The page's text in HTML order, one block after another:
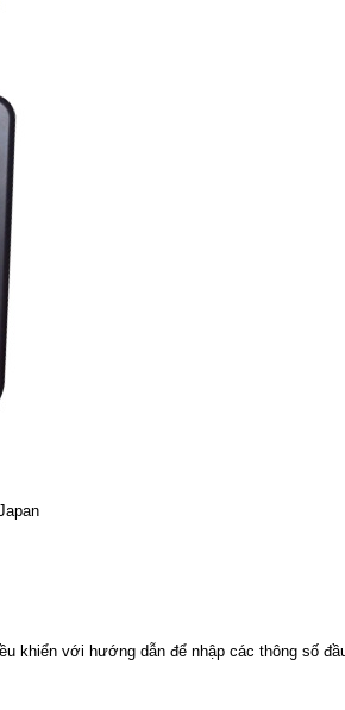
khiển với hướng dẫn để nhập các thông số